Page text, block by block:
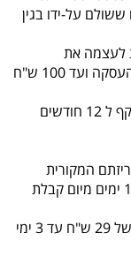
על-ידו בגין
לעצמה את
הזכות לגבות מהלקוח דמי טיפול של 5 אחוז מהעסקה ועד 100 ש"ח
זיכוי - ניתן יהיה לקבל זיכוי בגובה הרכישה שתקף ל 12 חודשים
המקורית
החלפת שק המזון תעשה על ידי שליח בעלות של 29 ש"ח עד 3 ימי